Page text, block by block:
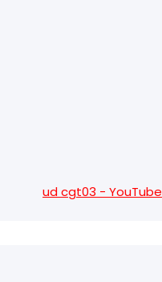
ud cgt03 - YouTube